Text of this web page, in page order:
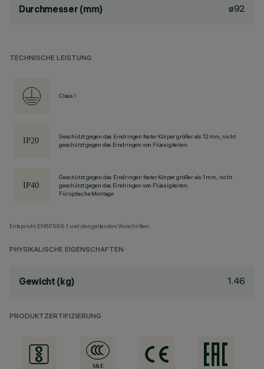
Durchmesser (mm) ø92
TECHNISCHE LEISTUNG
Class I
Geschützt gegen das Eindringen fester Körper größer als 12 mm, nicht
geschützt gegen das Eindringen von Flüssigkeiten.
Geschützt gegen das Eindringen fester Körper größer als 1 mm, nicht
geschützt gegen das Eindringen von Flüssigkeiten.
Für optische Montage
Entspricht EN60598-1 und den geltenden Vorschriften.
PHYSIKALISCHE EIGENSCHAFTEN
Gewicht (kg) 1.46
PRODUKTZERTIFIZIERUNG